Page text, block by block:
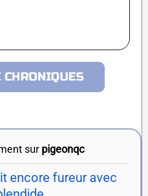
CHRONIQUES
sur pigeonqc
encore fureur avec